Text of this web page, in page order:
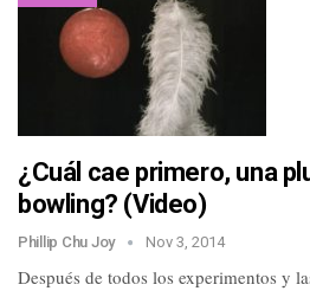
¿Cuál cae primero, una
bowling? (Video)
Phillip Chu Joy Nov 3, 2014
Después de todos los experimentos y